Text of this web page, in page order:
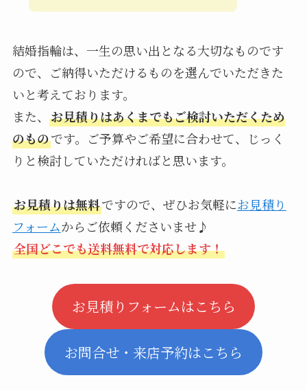
結婚指輪は、一生の思い出となる大切なものです
ので、ご納得いただけるものを選んでいただきた
いと考えております。
また、 お見積りはあくまでもご検討いただくため
のものです。ご予算やご希望に合わせて、じっく
りと検討していただければと思います。
お見積りは無料ですので、ぜひお気軽にお見積り
フォームからご依頼くださいませ♪
全国どこでも送料無料で対応します！
お見積りフォームはこちら
お問合せ・来店予約はこちら